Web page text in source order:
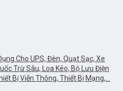
Cho UPS, Đèn, Quạt Sạc, Xe
Trừ Sâu, Loa Kéo, Bộ Lưu Điện
Bị Viễn Thông, Thiết Bị Mạng,…